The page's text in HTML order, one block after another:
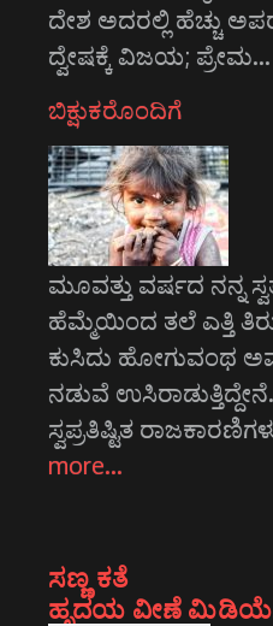
ದೇಶ ಅದರಲ್ಲಿ ಹೆಚ್ಚು
ದ್ವೇಷಕ್ಕೆ ವಿಜಯ; ಪ್ರೇಮ…
ಬಿಕ್ಷುಕರೊಂದಿಗೆ
ಮೂವತ್ತು ವರ್ಷದ ನನ್ನ
ಹೆಮ್ಮೆಯಿಂದ ತಲೆ ಎತ್ತಿ
ಕುಸಿದು ಹೋಗುವಂಥ
ನಡುವೆ
ಸ್ವಪ್ರತಿಷ್ಟಿತ
more…
ಸಣ್ಣ ಕತೆ
ಹೃದಯ ವೀಣೆ